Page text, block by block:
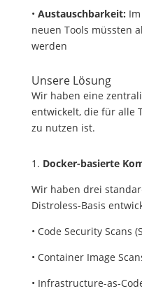
• Austauschbarkeit:
neuen Tools müssten
werden
Unsere Lösung
Wir haben eine
entwickelt, die für alle
zu nutzen ist.
1. Docker-basierte
Wir haben drei
Distroless-Basis
• Code Security Scans
• Container Image
• Infrastructure-as-